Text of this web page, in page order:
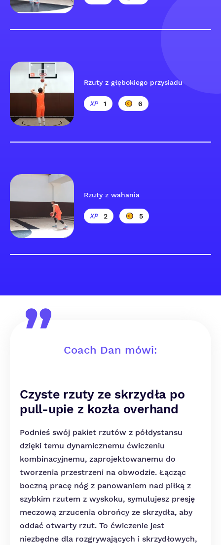
Rzuty z głębokiego przysiadu
1 6
Rzuty z wahania
2 5
Coach Dan mówi:
Czyste rzuty ze skrzydła po
pull-upie z kozła overhand
Podnieś swój pakiet rzutów z półdystansu
dzięki temu dynamicznemu ćwiczeniu
kombinacyjnemu, zaprojektowanemu do
tworzenia przestrzeni na obwodzie. Łącząc
boczną pracę nóg z panowaniem nad piłką z
szybkim rzutem z wyskoku, symulujesz presję
meczową zrzucenia obrońcy ze skrzydła, aby
oddać otwarty rzut. To ćwiczenie jest
niezbędne dla rozgrywających i skrzydłowych,